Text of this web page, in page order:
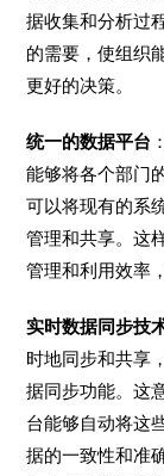
据收集和分析过
的需要，使组织
更好的决策。
统一的数据平台
能够将各个部门
可以将现有的系
管理和共享。这
管理和利用效率
实时数据同步技
时地同步和共享
据同步功能。这
台能够自动将这
据的一致性和准